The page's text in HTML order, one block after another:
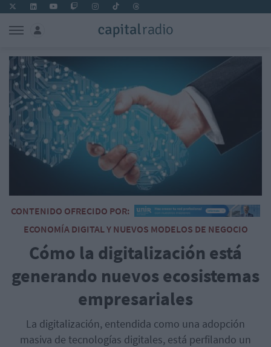
CONTENIDO OFRECIDO POR:
ECONOMÍA DIGITAL Y NUEVOS MODELOS DE NEGOCIO
Cómo la digitalización está
generando nuevos ecosistemas
empresariales
La digitalización, entendida como una adopción
masiva de tecnologías digitales, está perfilando un